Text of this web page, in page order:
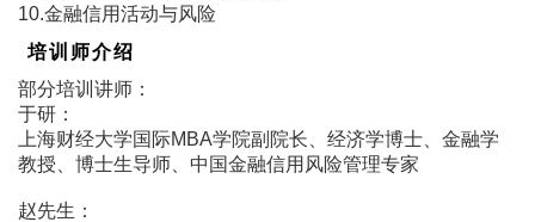
10.金融信用活动与风险
培训师介绍
部分培训讲师：
于研：
上海财经大学国际MBA学院副院长、经济学博士、金融学
教授、博士生导师、中国金融信用风险管理专家
赵先生：